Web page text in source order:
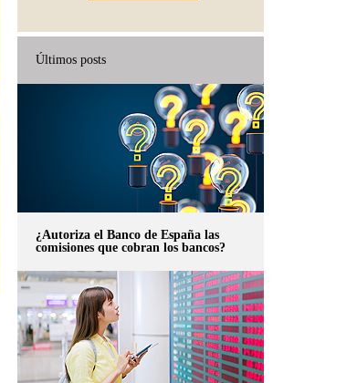
Últimos posts
¿Autoriza el Banco de España las
comisiones que cobran los bancos?